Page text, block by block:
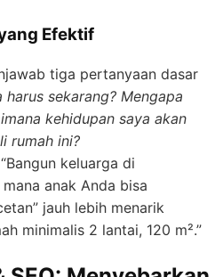
Efektif
tiga pertanyaan dasar
harus sekarang? Mengapa
kehidupan saya akan
rumah ini?
keluarga di
anak Anda bisa
jauh lebih menarik
minimalis 2 lantai, 120 m².”